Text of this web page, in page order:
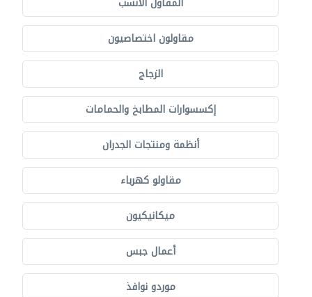
مقاولون اختصاصيون
الزجاج
إكسسوارات المطابخ والحمامات
أنظمة ومنتجات الجدران
مقاولو كهرباء
ميكانيكيون
أعمال جبس
موردو نوافذ